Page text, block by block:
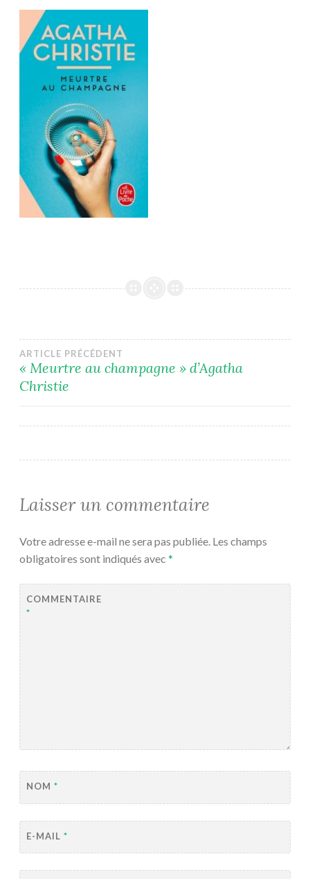
Navigation
de
l’article
ARTICLE PRÉCÉDENT
« Meurtre au champagne » d’Agatha
Christie
Laisser un commentaire
Votre adresse e-mail ne sera pas publiée. Les champs
obligatoires sont indiqués avec *
COMMENTAIRE
*
NOM *
E-MAIL *